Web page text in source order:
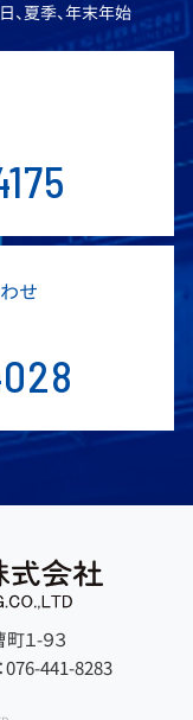
、夏季、年末年始
せ
１-９３
076-441-8283